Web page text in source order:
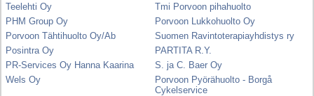
Teelehti Oy
Tmi Porvoon pihahuolto
PHM Group Oy
Porvoon Lukkohuolto Oy
Porvoon Tähtihuolto Oy/Ab
Suomen Ravintoterapiayhdistys ry
Posintra Oy
PARTITA R.Y.
PR-Services Oy Hanna Kaarina
S. ja C. Baer Oy
Wels Oy
Porvoon Pyörähuolto - Borgå
Cykelservice